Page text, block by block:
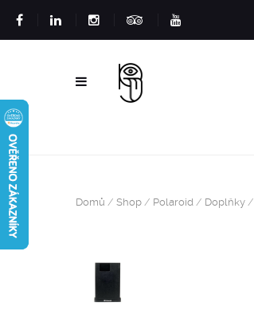
Domů / Shop / Polaroid / Doplňky /